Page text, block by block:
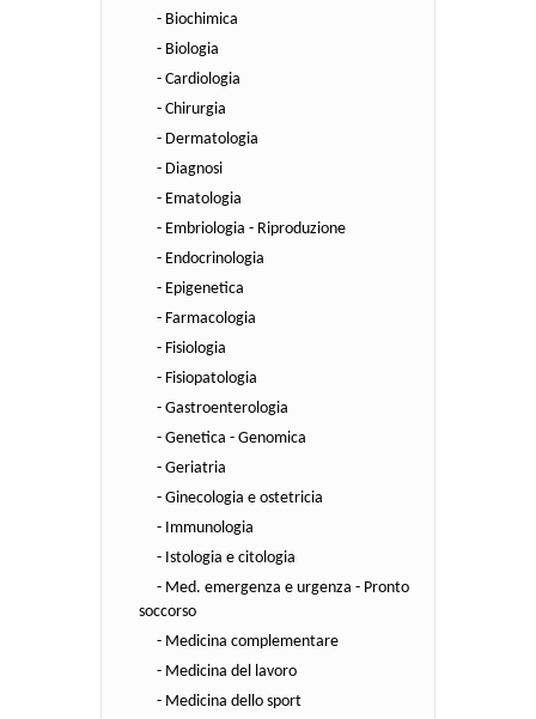
- Biochimica
- Biologia
- Cardiologia
- Chirurgia
- Dermatologia
- Diagnosi
- Ematologia
- Embriologia - Riproduzione
- Endocrinologia
- Epigenetica
- Farmacologia
- Fisiologia
- Fisiopatologia
- Gastroenterologia
- Genetica - Genomica
- Geriatria
- Ginecologia e ostetricia
- Immunologia
- Istologia e citologia
- Med. emergenza e urgenza - Pronto
soccorso
- Medicina complementare
- Medicina del lavoro
- Medicina dello sport